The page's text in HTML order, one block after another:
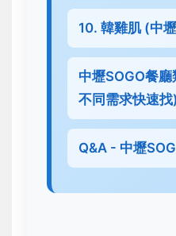
10. 韓雞肌 (中
中壢SOGO餐
不同需求快速找)
Q&A - 中壢